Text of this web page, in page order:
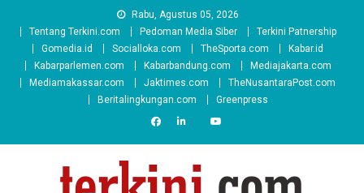
Rabu, Agustus 05, 2026
Tentang Terkini.com
Pedoman Media Siber
Terkini Patnership
Gomedia.id
Socialloka.com TheSporta.com
Kabar.id
Kabarparlemen.com
Kabarbandung.com
Mediajakarta.com
Mediamakassar.com
Jaktimes.com
TheNusantaraPost.com
Beritalingkungan.com
Greenpress